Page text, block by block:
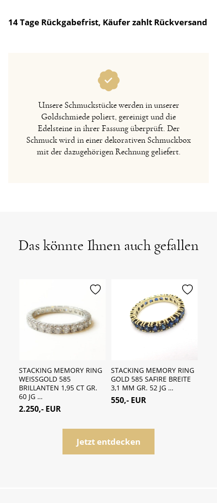
14 Tage Rückgabefrist, Käufer zahlt Rückversand
Unsere Schmuckstücke werden in unserer
Goldschmiede poliert, gereinigt und die
Edelsteine in ihrer Fassung überprüft. Der
Schmuck wird in einer dekorativen Schmuckbox
mit der dazugehörigen Rechnung geliefert.
Das könnte Ihnen auch gefallen
merken
STACKING MEMORY RING
WEISSGOLD 585
BRILLANTEN 1,95 CT GR.
60 JG …
2.250,- EUR
merken
STACKING MEMORY RING
GOLD 585 SAFIRE BREITE
3,1 MM GR. 52 JG …
550,- EUR
Jetzt entdecken